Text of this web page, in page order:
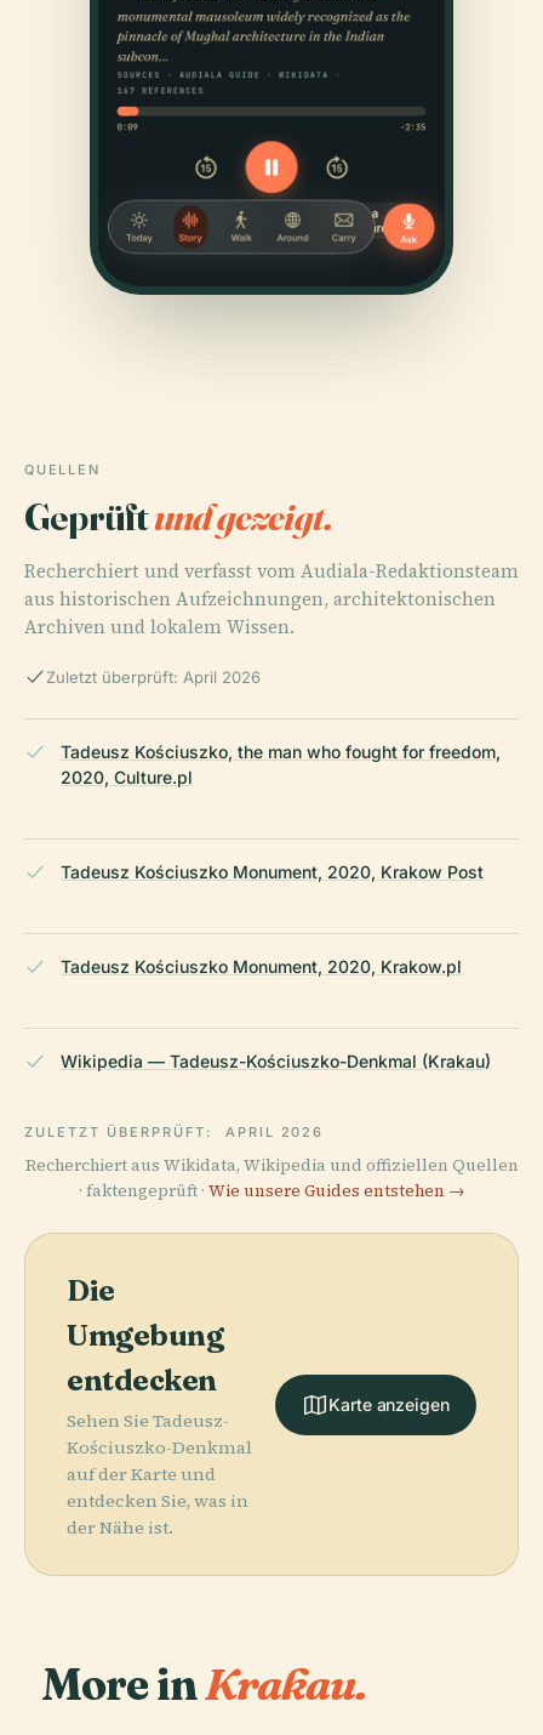
QUELLEN
Geprüftund gezeigt.
Recherchiert und verfasst vom Audiala-Redaktionsteam
aus historischen Aufzeichnungen, architektonischen
Archiven und lokalem Wissen.
Zuletzt überprüft: April 2026
Tadeusz Kościuszko, the man who fought for freedom,
2020, Culture.pl
Tadeusz Kościuszko Monument, 2020, Krakow Post
Tadeusz Kościuszko Monument, 2020, Krakow.pl
Wikipedia — Tadeusz-Kościuszko-Denkmal (Krakau)
ZULETZT ÜBERPRÜFT: APRIL 2026
Recherchiert aus Wikidata, Wikipedia und offiziellen Quellen
· faktengeprüft · Wie unsere Guides entstehen →
Die
Umgebung
entdecken
Sehen Sie Tadeusz-
Kościuszko-Denkmal
auf der Karte und
entdecken Sie, was in
der Nähe ist.
Karte anzeigen
More inKrakau.